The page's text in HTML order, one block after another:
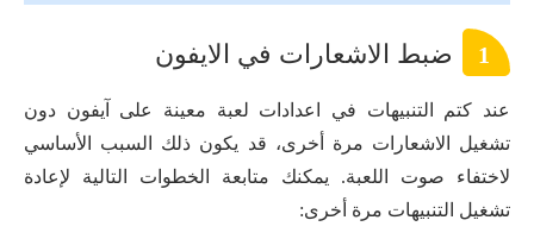
1 ضبط الاشعارات في الايفون
عند كتم التنبيهات في اعدادات لعبة معينة على آيفون دون
تشغيل الاشعارات مرة أخرى، قد يكون ذلك السبب الأساسي
لاختفاء صوت اللعبة. يمكنك متابعة الخطوات التالية لإعادة
تشغيل التنبيهات مرة أخرى: